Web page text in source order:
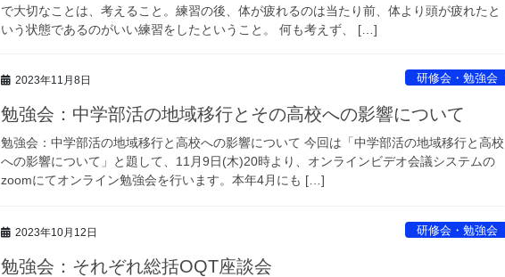
で大切なことは、考えること。練習の後、体が疲れるのは当たり前、体より頭が疲れたと
いう状態であるのがいい練習をしたということ。 何も考えず、 […]
2023年11月8日 研修会・勉強会
勉強会：中学部活の地域移行とその高校への影響について
勉強会：中学部活の地域移行と高校への影響について 今回は「中学部活の地域移行と高校
への影響について」と題して、11月9日(木)20時より、オンラインビデオ会議システムの
zoomにてオンライン勉強会を行います。本年4月にも […]
2023年10月12日 研修会・勉強会
勉強会：それぞれ総括OQT座談会